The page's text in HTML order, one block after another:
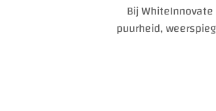
Bij
puurheid,